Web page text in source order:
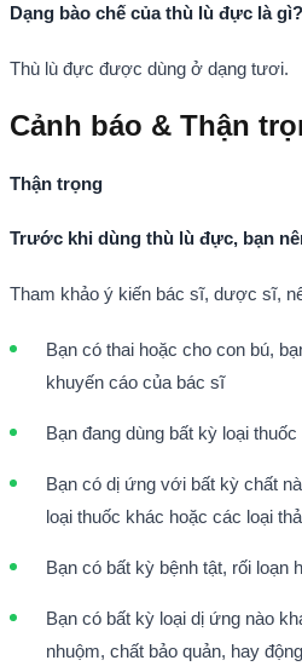
Dạng bào chế của thù lù đực là gì?
Thù lù đực được dùng ở dạng tươi.
Cảnh báo & Thận
Thận trọng
Trước khi dùng thù lù đực, bạn
Tham khảo ý kiến bác sĩ, dược sĩ,
Bạn có thai hoặc cho con bú,
khuyến cáo của bác sĩ
Bạn đang dùng bất kỳ loại
Bạn có dị ứng với bất kỳ chất
loại thuốc khác hoặc các loại
Bạn có bất kỳ bệnh tật, rối loạn
Bạn có bất kỳ loại dị ứng nào
nhuộm, chất bảo quản, hay